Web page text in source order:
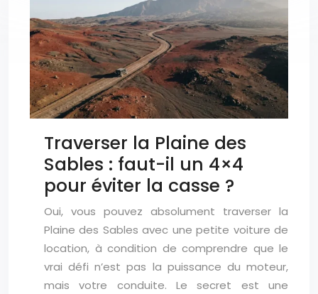
Traverser la Plaine des
Sables : faut-il un 4×4
pour éviter la casse ?
Oui, vous pouvez absolument traverser la
Plaine des Sables avec une petite voiture de
location, à condition de comprendre que le
vrai défi n’est pas la puissance du moteur,
mais votre conduite. Le secret est une